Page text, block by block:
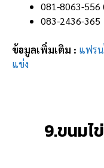
081-8063-
083-2436-365
ข้อมูลเพิ่มเติม : แฟรน
แข่ง
9.ขนมไ